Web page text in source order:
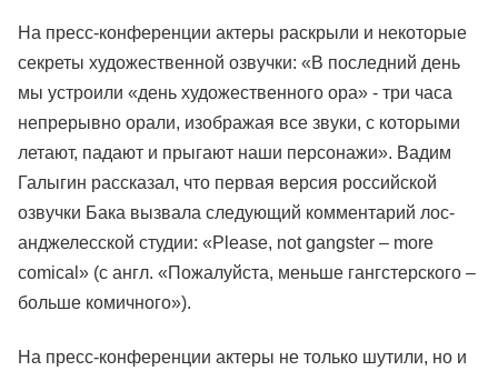
На пресс-конференции актеры раскрыли и некоторые
секреты художественной озвучки: «В последний день
мы устроили «день художественного ора» - три часа
непрерывно орали, изображая все звуки, с которыми
летают, падают и прыгают наши персонажи». Вадим
Галыгин рассказал, что первая версия российской
озвучки Бака вызвала следующий комментарий лос-
анджелесской студии: «Please, not gangster – more
comical» (с англ. «Пожалуйста, меньше гангстерского –
больше комичного»).
На пресс-конференции актеры не только шутили, но и